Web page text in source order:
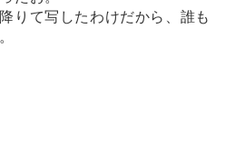
りて写したわけだから、誰も